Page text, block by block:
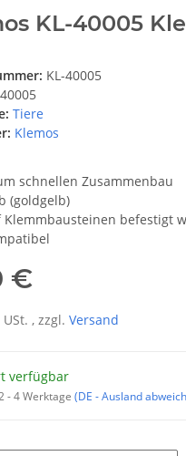
KL-40005
KL-40005
Tiere
Klemos
schnellen Zusammenbau
(goldgelb)
Klemmbausteinen befestigt
€
, zzgl. Versand
verfügbar
- 4 Werktage (DE - Ausland